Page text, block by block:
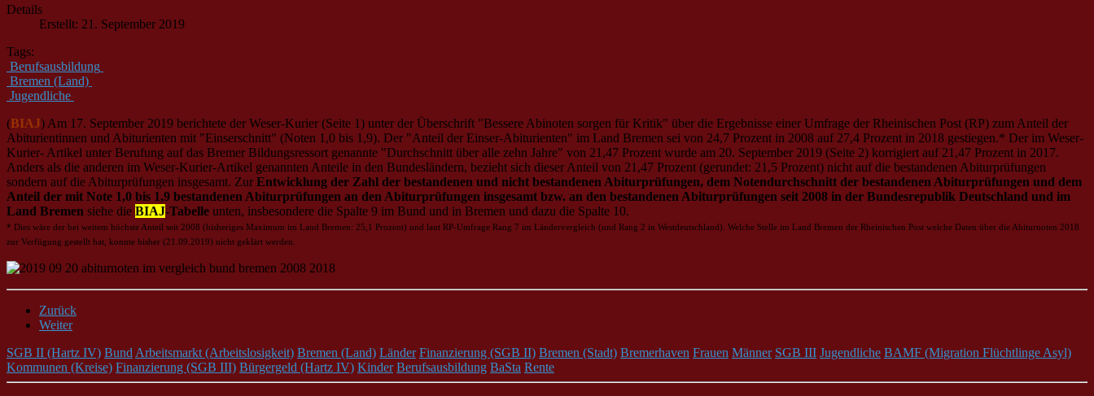
Details
Erstellt: 21. September 2019
Tags:
Berufsausbildung
Bremen (Land)
Jugendliche
(BIAJ) Am 17. September 2019 berichtete der Weser-Kurier (Seite 1) unter der Überschrift "Bessere Abinoten sorgen für Kritik" über die Ergebnisse einer Umfrage der Rheinischen Post (RP) zum Anteil der
Abiturientinnen und Abiturienten mit "Einserschnitt" (Noten 1,0 bis 1,9). Der "Anteil der Einser-Abiturienten" im Land Bremen sei von 24,7 Prozent in 2008 auf 27,4 Prozent in 2018 gestiegen.* Der im Weser-
Kurier- Artikel unter Berufung auf das Bremer Bildungsressort genannte "Durchschnitt über alle zehn Jahre" von 21,47 Prozent wurde am 20. September 2019 (Seite 2) korrigiert auf 21,47 Prozent in 2017.
Anders als die anderen im Weser-Kurier-Artikel genannten Anteile in den Bundesländern, bezieht sich dieser Anteil von 21,47 Prozent (gerundet: 21,5 Prozent) nicht auf die bestandenen Abiturprüfungen
sondern auf die Abiturprüfungen insgesamt. Zur Entwicklung der Zahl der bestandenen und nicht bestandenen Abiturprüfungen, dem Notendurchschnitt der bestandenen Abiturprüfungen und dem
Anteil der mit Note 1,0 bis 1,9 bestandenen Abiturprüfungen an den Abiturprüfungen insgesamt bzw. an den bestandenen Abiturprüfungen seit 2008 in der Bundesrepublik Deutschland und im
Land Bremen siehe die BIAJ-Tabelle unten, insbesondere die Spalte 9 im Bund und in Bremen und dazu die Spalte 10.
* Dies wäre der bei weitem höchste Anteil seit 2008 (bisheriges Maximum im Land Bremen: 25,1 Prozent) und laut RP-Umfrage Rang 7 im Ländervergleich (und Rang 2 in Westdeutschland). Welche Stelle im Land Bremen der Rheinischen Post welche Daten über die Abiturnoten 2018
zur Verfügung gestellt hat, konnte bisher (21.09.2019) nicht geklärt werden.
Zurück
Weiter
SGB II (Hartz IV) Bund Arbeitsmarkt (Arbeitslosigkeit) Bremen (Land) Länder Finanzierung (SGB II) Bremen (Stadt) Bremerhaven Frauen Männer SGB III Jugendliche BAMF (Migration Flüchtlinge Asyl)
Kommunen (Kreise) Finanzierung (SGB III) Bürgergeld (Hartz IV) Kinder Berufsausbildung BaSta Rente